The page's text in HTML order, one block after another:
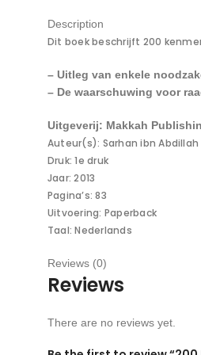
Description
Dit boek beschrijft 200
– Uitleg van enkele
– De waarschuwing voor
Uitgeverij: Makkah
Auteur(s): Sarhan ibn
Druk: 1e druk
Jaar: 2013
Pagina’s: 83
Uitvoering: Paperback
Taal: Nederlands
Reviews (0)
Reviews
There are no reviews yet.